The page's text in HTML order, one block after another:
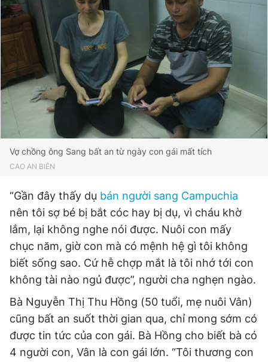
Vợ chồng ông Sang bất an từ ngày con gái mất tích
CAO AN BIÊN
“Gần đây thấy dụ bán người sang Campuchia
nên tôi sợ bé bị bắt cóc hay bị dụ, vì cháu khờ
lắm, lại không nghe nói được. Nuôi con mấy
chục năm, giờ con mà có mệnh hệ gì tôi không
biết sống sao. Cứ hễ chợp mắt là tôi nhớ tới con
không tài nào ngủ được”, người cha nghẹn ngào.
Bà Nguyễn Thị Thu Hồng (50 tuổi, mẹ nuôi Vân)
cũng bất an suốt thời gian qua, chỉ mong sớm có
được tin tức của con gái. Bà Hồng cho biết bà có
4 người con, Vân là con gái lớn. “Tôi thương con